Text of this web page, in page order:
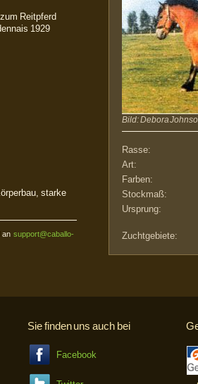
Reitpferd
1929
starke
an support@caballo-
Bild: Debora
Rasse:
Art:
Farben:
Stockmaß:
Ursprung:
Zuchtgebiete:
Sie finden uns auch bei
Facebook